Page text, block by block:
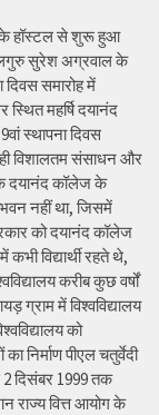
के हॉस्टल से शुरू हुआ
सुरेश अग्रवाल के
समारोह में
महर्षि दयानंद
स्थापना दिवस
विशालतम संसाधन और
दयानंद कॉलेज के
नहीं था, जिसमें
को दयानंद कॉलेज
विद्यार्थी रहते थे,
करीब कुछ वर्षों
ग्राम में विश्वविद्यालय
को
निर्माण पीएल चतुर्वेदी
दिसंबर 1999 तक
राज्य वित्त आयोग के